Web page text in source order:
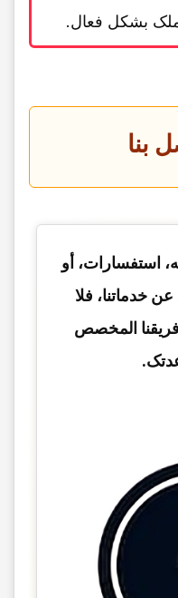
بنا
استفسارات، أو
خدماتنا، فلا
فریقنا المخصص